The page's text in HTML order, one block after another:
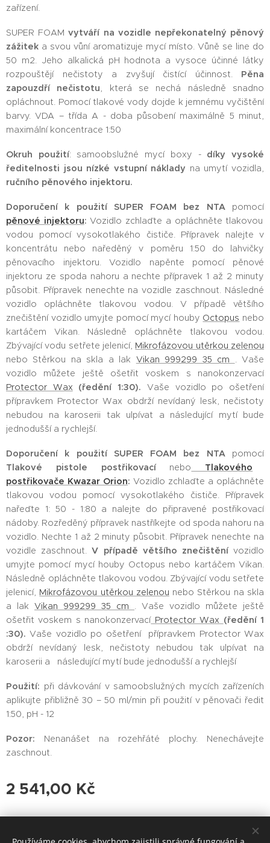
zařízení.
SUPER FOAMvytváří na vozidle nepřekonatelný pěnový
zážitek a svou vůní aromatizuje mycí místo. Vůně se line do
50 m2. Jeho alkalická pH hodnota a vysoce účinné látky
rozpouštějí nečistoty a zvyšují čistící účinnost. Pěna
zapouzdří nečistotu, která se nechá následně snadno
opláchnout. Pomocí tlakové vody dojde k jemnému vyčištění
barvy. VDA – třída A - doba působení maximálně 5 minut,
maximální koncentrace 1:50
Okruh použití: samoobslužné mycí boxy - díky vysoké
ředitelnosti jsou nízké vstupní náklady na umytí vozidla,
ručního pěnového injektoru.
Doporučení k použití SUPER FOAM bez NTApomocí
pěnové injektoru: Vozidlo zchlaďte a opláchněte tlakovou
vodou pomocí vysokotlakého čističe. Přípravek nalejte v
koncentrátu nebo naředěný v poměru 1:50 do lahvičky
pěnovacího injektoru. Vozidlo napěnte pomocí pěnové
injektoru ze spoda nahoru a nechte přípravek 1 až 2 minuty
působit. Přípravek nenechte na vozidle zaschnout. Následné
vozidlo opláchněte tlakovou vodou. V případě většího
znečištění vozidlo umyjte pomocí mycí houby Octopus nebo
kartáčem Vikan. Následně opláchněte tlakovou vodou.
Zbývající vodu setřete jelenicí, Mikrofázovou utěrkou zelenou
nebo Stěrkou na skla a lak Vikan 999299 35 cm . Vaše
vozidlo můžete ještě ošetřit voskem s nanokonzervací
Protector Wax
(ředění 1:30). Vaše vozidlo po ošetření
přípravkem Protector Wax obdrží nevídaný lesk, nečistoty
nebudou na karoserii tak ulpívat a následující mytí bude
jednodušší a rychlejší.
Doporučení k použití SUPER FOAM bez NTApomocí
Tlakové pistole postřikovací nebo Tlakového
postřikovače Kwazar Orion: Vozidlo zchlaďte a opláchněte
tlakovou vodou pomocí vysokotlakého čističe. Přípravek
nařeďte 1: 50 - 1:80 a nalejte do připravené postřikovací
nádoby. Rozředěný přípravek nastříkejte od spoda nahoru na
vozidlo. Nechte 1 až 2 minuty působit. Přípravek nenechte na
vozidle zaschnout.V případě většího znečištěnívozidlo
umyjte pomocí mycí houby Octopus nebo kartáčem Vikan.
Následně opláchněte tlakovou vodou. Zbývající vodu setřete
jelenicí, Mikrofázovou utěrkou zelenou nebo Stěrkou na skla
a lak Vikan 999299 35 cm
. Vaše vozidlo můžete ještě
ošetřit voskem s nanokonzervacíProtector Wax (ředění 1
:30). Vaše vozidlo po ošetření přípravkem Protector Wax
obdrží nevídaný lesk, nečistoty nebudou tak ulpívat na
karoserii a následující mytí bude jednodušší a rychlejší
Použití: při dávkování v samoobslužných mycích zařízeních
aplikujte přibližně 30 – 50 ml/min při použití v pěnovači ředit
1:50, pH - 12
Pozor: Nenanášet na rozehřáté plochy. Nenechávejte
zaschnout.
2 541,00 Kč